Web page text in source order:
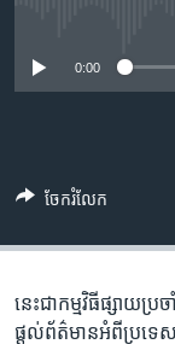
រចនា
ចូល​
ស្វែង​
កម្មវិធីទាំងអស់
បណ្តាញ​សង្គម
ភាសា
0:00
ចែករំលែក
នេះ​ជា​កម្ម​វិធី​ផ្សាយ​ប្រ
ផ្តល់​ព័ត៌មាន​អំពី​ប្រទ